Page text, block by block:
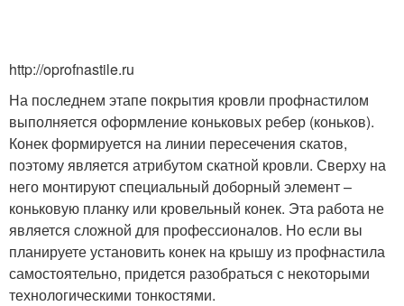
http://oprofnastile.ru
На последнем этапе покрытия кровли профнастилом
выполняется оформление коньковых ребер (коньков).
Конек формируется на линии пересечения скатов,
поэтому является атрибутом скатной кровли. Сверху на
него монтируют специальный доборный элемент –
коньковую планку или кровельный конек. Эта работа не
является сложной для профессионалов. Но если вы
планируете установить конек на крышу из профнастила
самостоятельно, придется разобраться с некоторыми
технологическими тонкостями.